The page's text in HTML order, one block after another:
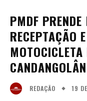
PMDF
RECEPTAÇÃO
REDAÇÃO 19